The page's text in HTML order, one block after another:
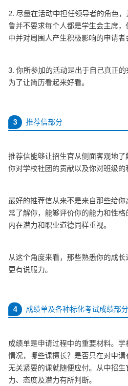
2. 尽量在活动中担任领导者的角色
鲁并不要求每个人都是学生会主席
中并对周围人产生积极影响的申请者
3. 你所参加的活动是出于自己真正
为了让简历看起来好看。
3 推荐信部分
推荐信能够让招生官从侧面客观地了
你对学校社团的贡献以及你对班级的
最好的推荐信从来不是来自那些给
常了解你，能够评价你的能力和性
内在潜力和职业道德同样重视。
从这个角度来看，那些熟悉你的成
更有说服力。
4 成绩单及各种标化考试成绩部分
成绩单是申请过程中的重要材料。 学
情况，哪些课擅长？ 是否只在对申请
无关紧要的课就随便应付。
从中招
力、态度及潜力有所判断。